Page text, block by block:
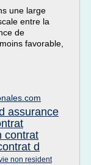
une large
entre la
de
favorable,
assurance
contrat
d
non resident